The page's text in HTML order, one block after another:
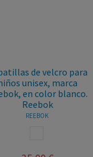
de velcro para
unisex, marca
en color blanco.
Reebok
REEBOK